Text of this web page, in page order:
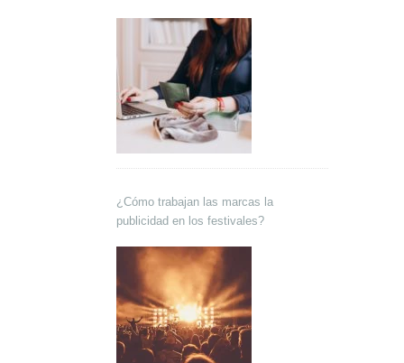
¿Cómo trabajan las marcas la
publicidad en los festivales?